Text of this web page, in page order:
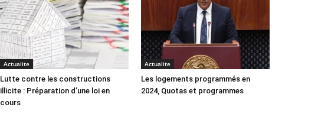
Actualite
Lutte contre les constructions
illicite : Préparation d’une loi en
cours
Actualite
Les logements programmés en
2024, Quotas et programmes